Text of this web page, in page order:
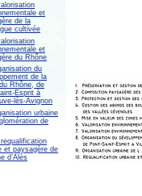
et
de la
cultivée
et
du Rhône
du
de la
Rhône, de
Esprit à
lès-Avignon
urbaine
de
et paysagère de
d’Alès